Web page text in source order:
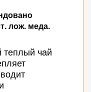
лож. меда.
теплый чай